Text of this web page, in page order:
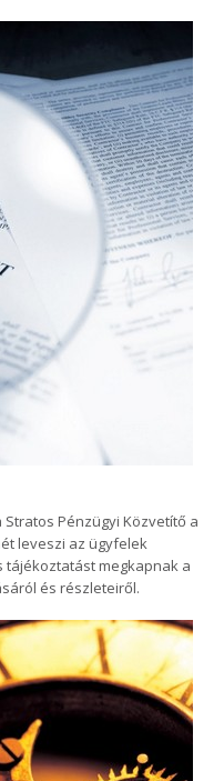
Pénzügyi Közvetítő a
leveszi az ügyfelek
megkapnak a
és részleteiről.